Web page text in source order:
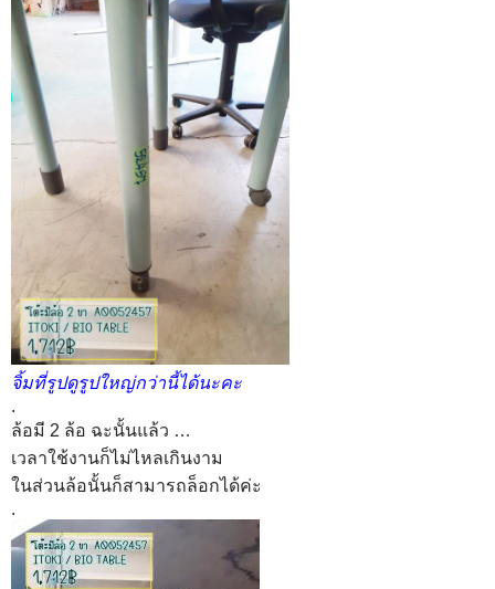
จิ้มที่รูปดูรูปใหญ่กว่านี้ได้นะคะ
ล้อมี 2 ล้อ ฉะนั้นแล้ว …
เวลาใช้งานก็ไม่ไหลเกินงาม
ในส่วนล้อนั้นก็สามารถล็อกได้ค่ะ